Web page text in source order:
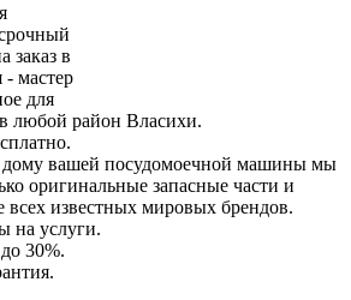
заказ в
- мастер
для
любой район Власихи.
дому вашей посудомоечной машины мы
оригинальные запасные части и
известных мировых брендов.
на услуги.
30%.